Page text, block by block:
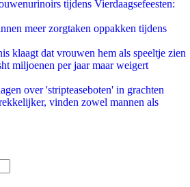
tijdens Vierdaagsefeesten:
meer zorgtaken oppakken tijdens
klaagt dat vrouwen hem als speeltje zien
miljoenen per jaar maar weigert
over 'stripteaseboten' in grachten
vinden zowel mannen als